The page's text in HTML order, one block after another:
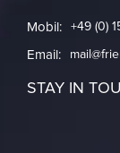
Mobil: +49 (0)
Email:
STAY IN